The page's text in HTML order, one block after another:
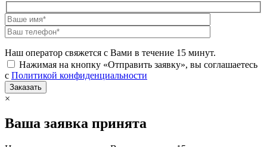
Наш оператор свяжется с Вами в течение 15 минут.
Нажимая на кнопку «Отправить заявку», вы соглашаетесь
с Политикой конфиденциальности
×
Ваша заявка принята